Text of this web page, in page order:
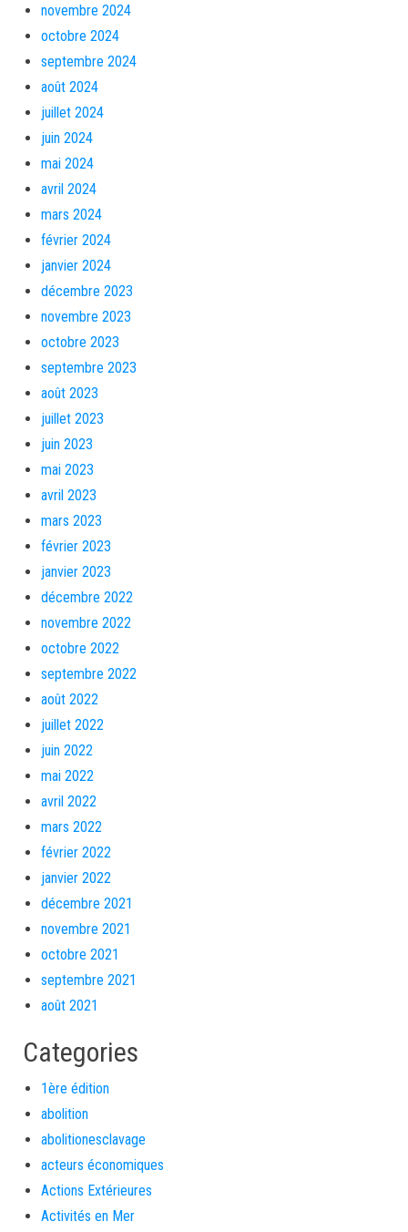
novembre 2024
octobre 2024
septembre 2024
août 2024
juillet 2024
juin 2024
mai 2024
avril 2024
mars 2024
février 2024
janvier 2024
décembre 2023
novembre 2023
octobre 2023
septembre 2023
août 2023
juillet 2023
juin 2023
mai 2023
avril 2023
mars 2023
février 2023
janvier 2023
décembre 2022
novembre 2022
octobre 2022
septembre 2022
août 2022
juillet 2022
juin 2022
mai 2022
avril 2022
mars 2022
février 2022
janvier 2022
décembre 2021
novembre 2021
octobre 2021
septembre 2021
août 2021
Categories
1ère édition
abolition
abolitionesclavage
acteurs économiques
Actions Extérieures
Activités en Mer